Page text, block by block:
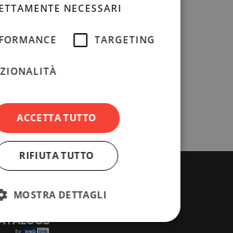
NECESSARI
TARGETING
ACCETTA TUTTO
RIFIUTA TUTTO
MOSTRA DETTAGLI